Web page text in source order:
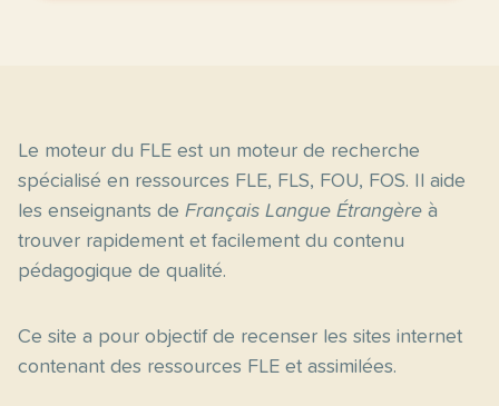
Le moteur du FLE est un moteur de recherche
spécialisé en ressources FLE, FLS, FOU, FOS. Il aide
les enseignants de Français Langue Étrangère à
trouver rapidement et facilement du contenu
pédagogique de qualité.
Ce site a pour objectif de recenser les sites internet
contenant des ressources FLE et assimilées.